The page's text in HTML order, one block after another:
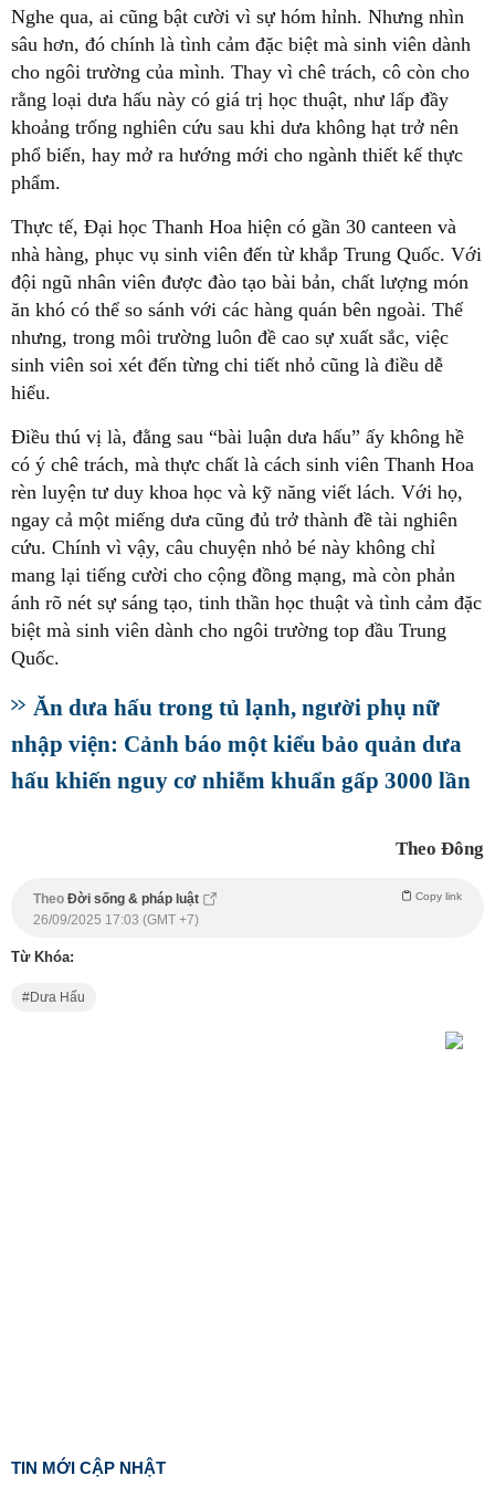
Nghe qua, ai cũng bật cười vì sự hóm hỉnh. Nhưng nhìn
sâu hơn, đó chính là tình cảm đặc biệt mà sinh viên dành
cho ngôi trường của mình. Thay vì chê trách, cô còn cho
rằng loại dưa hấu này có giá trị học thuật, như lấp đầy
khoảng trống nghiên cứu sau khi dưa không hạt trở nên
phổ biến, hay mở ra hướng mới cho ngành thiết kế thực
phẩm.
Thực tế, Đại học Thanh Hoa hiện có gần 30 canteen và
nhà hàng, phục vụ sinh viên đến từ khắp Trung Quốc. Với
đội ngũ nhân viên được đào tạo bài bản, chất lượng món
ăn khó có thể so sánh với các hàng quán bên ngoài. Thế
nhưng, trong môi trường luôn đề cao sự xuất sắc, việc
sinh viên soi xét đến từng chi tiết nhỏ cũng là điều dễ
hiểu.
Điều thú vị là, đằng sau “bài luận dưa hấu” ấy không hề
có ý chê trách, mà thực chất là cách sinh viên Thanh Hoa
rèn luyện tư duy khoa học và kỹ năng viết lách. Với họ,
ngay cả một miếng dưa cũng đủ trở thành đề tài nghiên
cứu. Chính vì vậy, câu chuyện nhỏ bé này không chỉ
mang lại tiếng cười cho cộng đồng mạng, mà còn phản
ánh rõ nét sự sáng tạo, tinh thần học thuật và tình cảm đặc
biệt mà sinh viên dành cho ngôi trường top đầu Trung
Quốc.
Ăn dưa hấu trong tủ lạnh, người phụ nữ
nhập viện: Cảnh báo một kiểu bảo quản dưa
hấu khiến nguy cơ nhiễm khuẩn gấp 3000 lần
Theo Đông
Theo Đời sống & pháp luật Copy link
26/09/2025 17:03 (GMT +7)
Từ Khóa:
Dưa Hấu
TIN MỚI CẬP NHẬT